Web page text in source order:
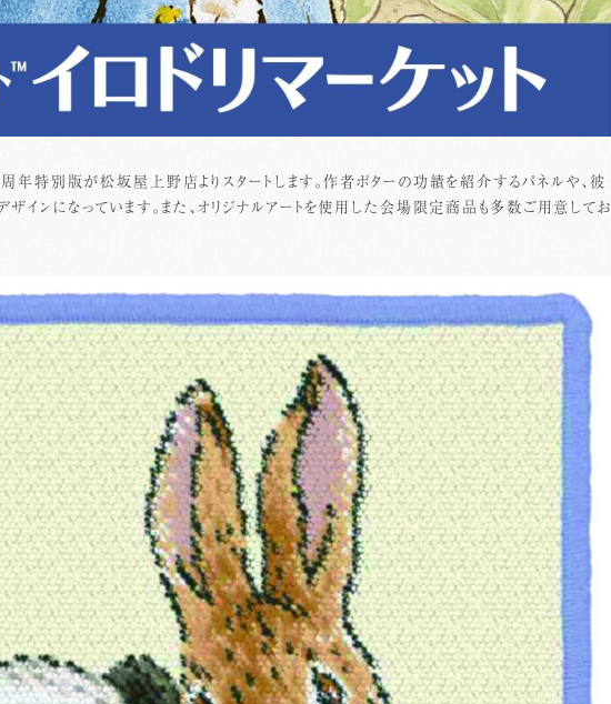
周年特別版が松坂屋上野店よりスタートします。作者ポターの功績を紹介するパネルや、彼
インになっています。また、オリジナルアートを使用した会場限定商品も多数ご用意してお